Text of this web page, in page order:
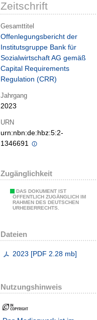
Zeitschrift
Gesamttitel
Offenlegungsbericht der
Institutsgruppe Bank für
Sozialwirtschaft AG gemäß
Capital Requirements
Regulation (CRR)
Jahrgang
2023
URN
urn:nbn:de:hbz:5:2-
1346691
Zugänglichkeit
DAS DOKUMENT IST
ÖFFENTLICH ZUGÄNGLICH IM
RAHMEN DES DEUTSCHEN
URHEBERRECHTS.
Dateien
2023 [PDF 2.28 mb]
Nutzungshinweis